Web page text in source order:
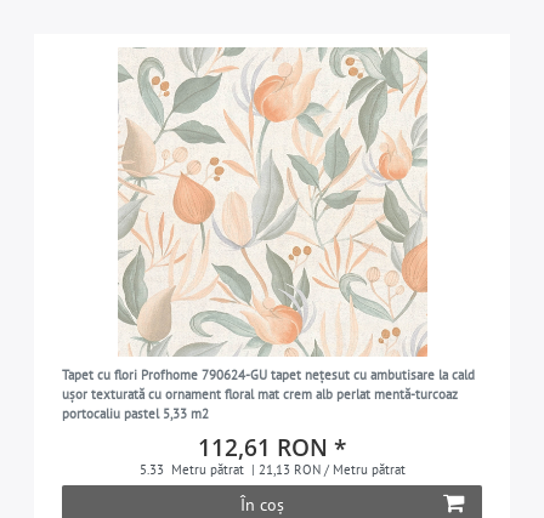
Tapet cu flori Profhome 790624-GU tapet nețesut cu ambutisare la cald
ușor texturată cu ornament floral mat crem alb perlat mentă-turcoaz
portocaliu pastel 5,33 m2
112,61 RON *
5.33 Metru pătrat | 21,13 RON / Metru pătrat
În coș